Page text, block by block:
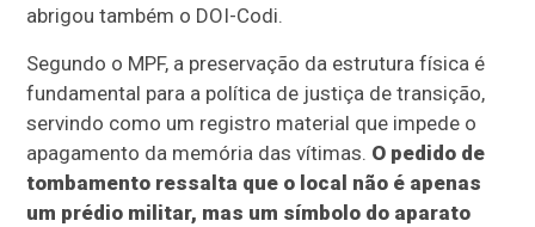
abrigou também o DOI-Codi.
Segundo o MPF, a preservação da estrutura física é
fundamental para a política de justiça de transição,
servindo como um registro material que impede o
apagamento da memória das vítimas. O pedido de
tombamento ressalta que o local não é apenas
um prédio militar, mas um símbolo do aparato